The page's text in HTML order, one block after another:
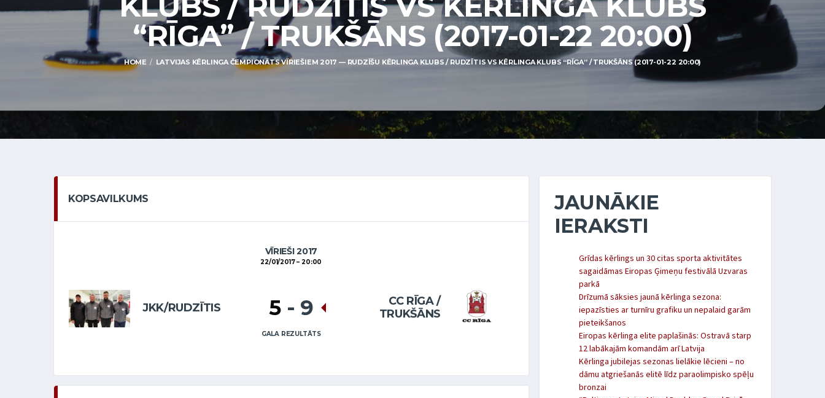
“RĪGA” / TRUKŠĀNS (2017-01-22 20:00)
HOME LATVIJAS KĒRLINGA ČEMPIONĀTS VĪRIEŠIEM 2017 — RUDZĪŠU KĒRLINGA KLUBS / RUDZĪTIS VS KĒRLINGA KLUBS “RĪGA” / TRUKŠĀNS (2017-01-22 20:00)
KOPSAVILKUMS
VĪRIEŠI 2017
22/01/2017 20:00
JKK/RUDZĪTIS
CC RĪGA /
TRUKŠĀNS
5 - 9
GALA REZULTĀTS
JAUNĀKIE
IERAKSTI
Grīdas kērlings un 30 citas sporta aktivitātes
sagaidāmas Eiropas Ģimeņu festivālā Uzvaras
parkā
Drīzumā sāksies jaunā kērlinga sezona:
iepazīsties ar turnīru grafiku un nepalaid garām
pieteikšanos
Eiropas kērlinga elite paplašinās: Ostravā starp
12 labākajām komandām arī Latvija
Kērlinga jubilejas sezonas lielākie lēcieni – no
dāmu atgriešanās elitē līdz paraolimpisko spēļu
bronzai